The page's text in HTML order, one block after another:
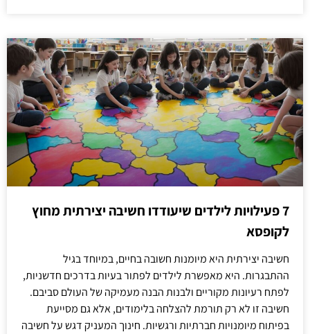
7 פעילויות לילדים שיעודדו חשיבה יצירתית מחוץ
לקופסא
חשיבה יצירתית היא מיומנות חשובה בחיים, במיוחד בגיל
ההתבגרות. היא מאפשרת לילדים לפתור בעיות בדרכים חדשניות,
לפתח רעיונות מקוריים ולבנות הבנה מעמיקה של העולם סביבם.
חשיבה זו לא רק תורמת להצלחה בלימודים, אלא גם מסייעת
בפיתוח מיומנויות חברתיות ורגשיות. חינוך המעניק דגש על חשיבה